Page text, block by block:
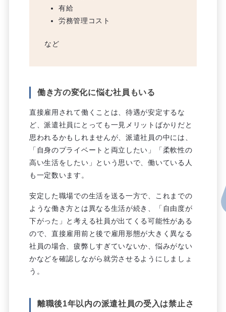
有給
労務管理コスト
など
働き方の変化に悩む社員もいる
直接雇用されて働くことは、待遇が安定するな
ど、派遣社員にとっても一見メリットばかりだと
思われるかもしれませんが、派遣社員の中には、
「自身のプライベートと両立したい」「柔軟性の
高い生活をしたい」という思いで、働いている人
も一定数います。
安定した職場での生活を送る一方で、これまでの
ような働き方とは異なる生活が続き、「自由度が
下がった」と考える社員が出てくる可能性がある
ので、直接雇用前と後で雇用形態が大きく異なる
社員の場合、疲弊しすぎていないか、悩みがない
かなどを確認しながら就労させるようにしましょ
う。
離職後1年以内の派遣社員の受入は禁止さ